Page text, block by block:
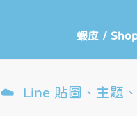
蝦皮 /
☁️  Line 貼圖、主題